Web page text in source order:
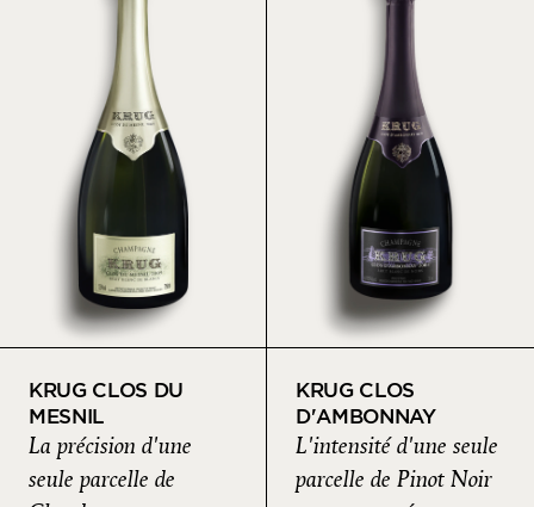
KRUG CLOS DU
MESNIL
La précision d'une
seule parcelle de
KRUG CLOS
D'AMBONNAY
L'intensité d'une seule
parcelle de Pinot Noir